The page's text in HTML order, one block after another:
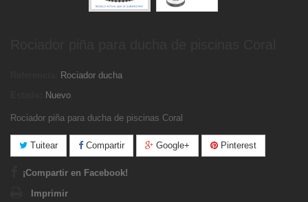
Rociador ducha
Nuevo
Rociador piña para ducha de piscinas Coral
Tuitear Compartir Google+ Pinterest
¡Compartir en Facebook!
Imprimir